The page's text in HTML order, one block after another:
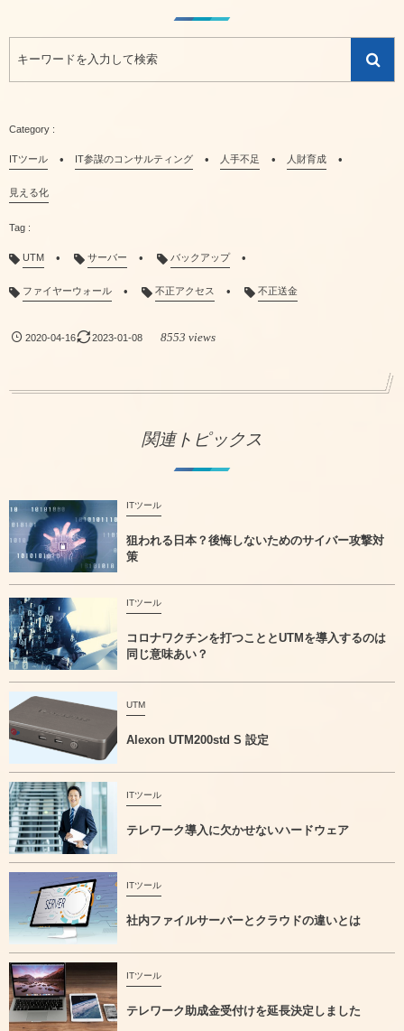
ITツール IT参謀のコンサルティング 人手不足 人財育成
見える化
UTM サーバー バックアップ
ファイヤーウォール 不正アクセス 不正送金
2020-04-16 2023-01-08 8553 views
関連トピックス
ITツール
狙われる日本？後悔しないためのサイバー攻撃対
策
ITツール
コロナワクチンを打つこととUTMを導入するのは
同じ意味あい？
UTM
Alexon UTM200std S 設定
ITツール
テレワーク導入に欠かせないハードウェア
ITツール
社内ファイルサーバーとクラウドの違いとは
ITツール
テレワーク助成金受付けを延長決定しました